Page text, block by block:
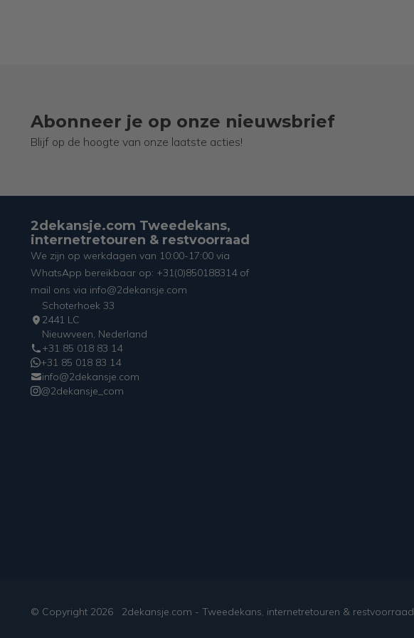
Abonneer je op onze nieuwsbrief
Blijf op de hoogte van onze laatste acties!
2dekansje.com Tweedekans,
internetretouren & restvoorraad
We zijn op werkdagen van 10:00-17:00 via
WhatsApp bereikbaar op: +31(0)850188314 of
mail ons via info@2dekansje.com
Schoterhoek 33
2441 LC
Nieuwveen, Nederland
+31 85 018 83 14
+31 85 018 83 14
info@2dekansje.com
@2dekansje_com
© Copyright 2026 2dekansje.com - Tweedekans, internetretouren & restvoorraad